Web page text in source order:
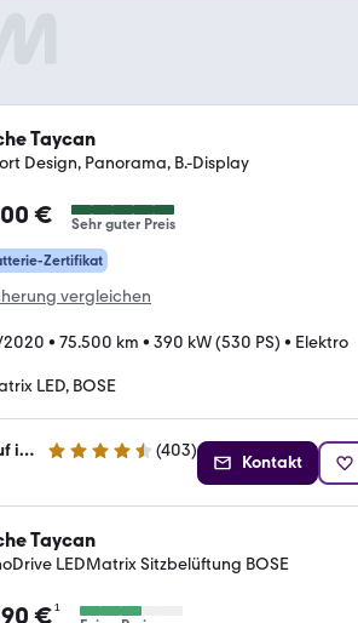
Taycan
Design, Panorama, B.-Display
€ Sehr guter Preis
Zertifikat
vergleichen
2020 • 75.500 km • 390 kW (530 PS) • Elektro
LED, BOSE
Auto Hecht e.K. Autoankauf und Verkauf in Königsbrunn bei Augsburg 4.5 Sterne (403)
Kontakt
Taycan
LEDMatrix Sitzbelüftung BOSE
€¹